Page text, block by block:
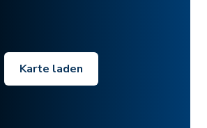
Karte laden